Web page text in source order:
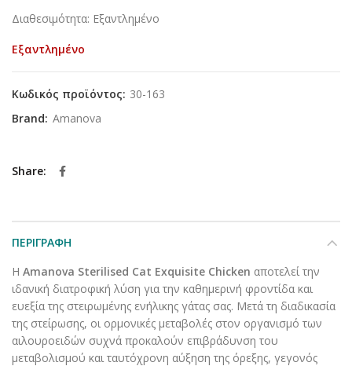
Διαθεσιμότητα: Εξαντλημένο
Εξαντλημένο
Κωδικός προϊόντος: 30-163
Brand: Amanova
Share
ΠΕΡΙΓΡΑΦΉ
Η Amanova Sterilised Cat Exquisite Chicken αποτελεί την
ιδανική διατροφική λύση για την καθημερινή φροντίδα και
ευεξία της στειρωμένης ενήλικης γάτας σας. Μετά τη διαδικασία
της στείρωσης, οι ορμονικές μεταβολές στον οργανισμό των
αιλουροειδών συχνά προκαλούν επιβράδυνση του
μεταβολισμού και ταυτόχρονη αύξηση της όρεξης, γεγονός